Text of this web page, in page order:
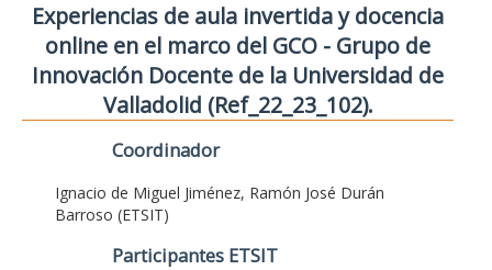
Experiencias de aula invertida y docencia
online en el marco del GCO - Grupo de
Innovación Docente de la Universidad de
Valladolid (Ref_22_23_102).
Coordinador
Ignacio de Miguel Jiménez, Ramón José Durán
Barroso (ETSIT)
Participantes ETSIT